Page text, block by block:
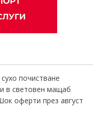
почистване
в световен мащаб
оферти през август